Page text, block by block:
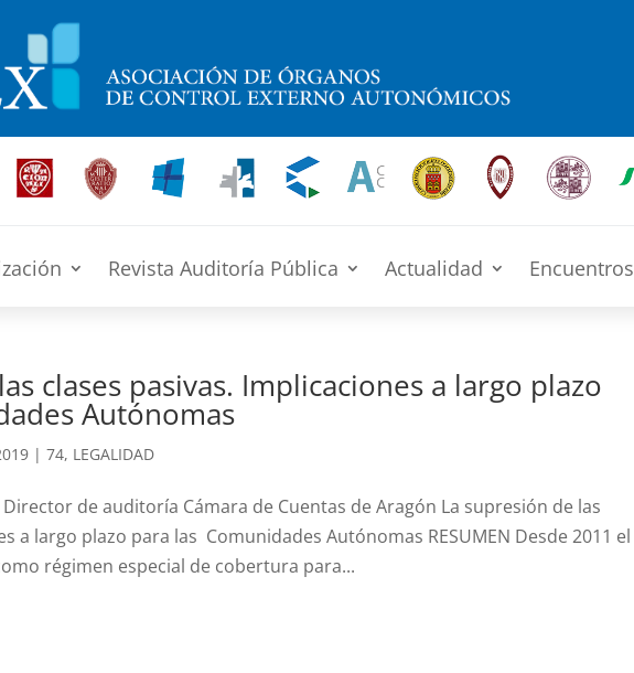
Revista Auditoría Pública Actualidad Encuentros
clases pasivas. Implicaciones a largo plazo
Autónomas
|74, LEGALIDAD
de auditoría Cámara de Cuentas de Aragón La supresión de las
a largo plazo para las Comunidades Autónomas RESUMEN Desde 2011 el
régimen especial de cobertura para...